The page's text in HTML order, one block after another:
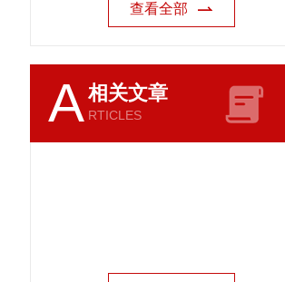
查看全部
A相关文章
RTICLES